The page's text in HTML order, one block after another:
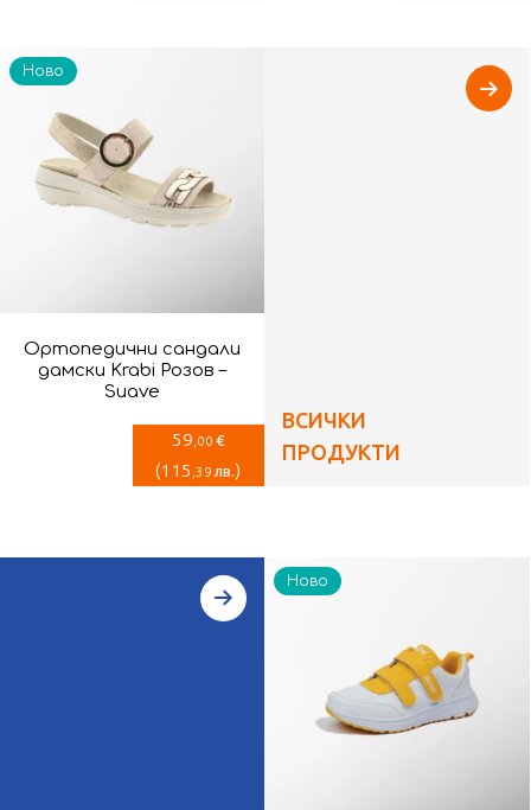
Ортопедични сандали
дамски Krabi Розов –
Suave
59 ,00 €
(115 ,39 лв.)
Ново
ВСИЧКИ
ПРОДУКТИ
Ново